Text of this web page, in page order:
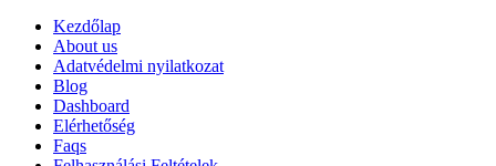
Kezdőlap
About us
Adatvédelmi nyilatkozat
Blog
Dashboard
Elérhetőség
Faqs